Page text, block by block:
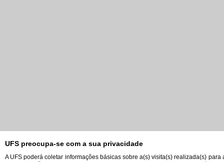
UFS preocupa-se com a sua privacidade
A UFS poderá coletar informações básicas sobre a(s) visita(s) realizada(s) para